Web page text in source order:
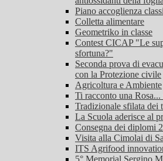
Piano accoglienza
Colletta alimentare
Geometriko in classe
Contest CICAP "Le
sfortuna?"
Seconda prova di
con la Protezione civile
Agricoltura e Ambiente
Ti racconto una
Tradizionale sfilata dei
La Scuola aderisce al
Consegna dei diplomi
Visita alla Cimolai di
ITS Agrifood